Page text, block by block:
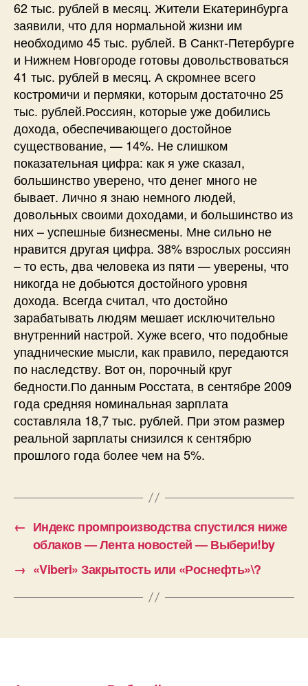
62 тыс. рублей в месяц. Жители Екатеринбурга
заявили, что для нормальной жизни им
необходимо 45 тыс. рублей. В Санкт-Петербурге
и Нижнем Новгороде готовы довольствоваться
41 тыс. рублей в месяц. А скромнее всего
костромичи и пермяки, которым достаточно 25
тыс. рублей.Россиян, которые уже добились
дохода, обеспечивающего достойное
существование, — 14%. Не слишком
показательная цифра: как я уже сказал,
большинство уверено, что денег много не
бывает. Лично я знаю немного людей,
довольных своими доходами, и большинство из
них – успешные бизнесмены. Мне сильно не
нравится другая цифра. 38% взрослых россиян
– то есть, два человека из пяти — уверены, что
никогда не добьются достойного уровня
дохода. Всегда считал, что достойно
зарабатывать людям мешает исключительно
внутренний настрой. Хуже всего, что подобные
упаднические мысли, как правило, передаются
по наследству. Вот он, порочный круг
бедности.По данным Росстата, в сентябре 2009
года средняя номинальная зарплата
составляла 18,7 тыс. рублей. При этом размер
реальной зарплаты снизился к сентябрю
прошлого года более чем на 5%.
← Индекс промпроизводства спустился ниже
облаков — Лента новостей — Выбери!by
→ «Viberi» Закрытость или «Роснефть»\?